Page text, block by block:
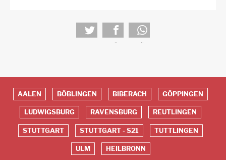
teilen teilen
Red
Footer
AALEN BÖBLINGEN BIBERACH GÖPPINGEN
LUDWIGSBURG RAVENSBURG REUTLINGEN
STUTTGART STUTTGART - S21 TUTTLINGEN
ULM HEILBRONN